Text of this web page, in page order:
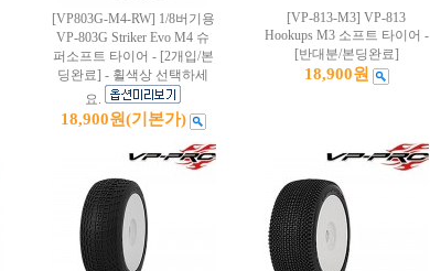
[VP803G-M4-RW] 1/8버기용
VP-803G Striker Evo M4 슈
퍼소프트 타이어 - [2개입/본
딩완료] - 휠색상 선택하세
요.
18,900원(기본가)
[VP-813-M3] VP-813
Hookups M3 소프트 타이어 -
[반대분/본딩완료]
18,900원